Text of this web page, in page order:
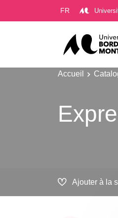
FR
Accueil
Ajouter à la